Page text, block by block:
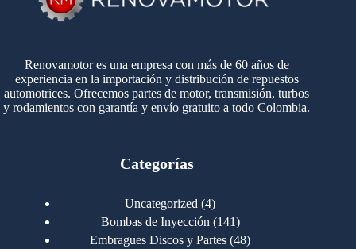
Renovamotor es una empresa con más de 60 años de
experiencia en la importación y distribución de repuestos
automotrices. Ofrecemos partes de motor, transmisión, turbos
y rodamientos con garantía y envío gratuito a todo Colombia.
Categorías
Uncategorized 44
productos
Bombas de Inyección 141141
productos
Embragues Discos y Partes 4848